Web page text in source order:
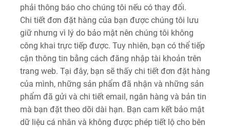
phải thông báo cho chúng tôi nếu có thay đổi.
Chi tiết đơn đặt hàng của bạn được chúng tôi lưu
giữ nhưng vì lý do bảo mật nên chúng tôi không
công khai trực tiếp được. Tuy nhiên, bạn có thể tiếp
cận thông tin bằng cách đăng nhập tài khoản trên
trang web. Tại đây, bạn sẽ thấy chi tiết đơn đặt hàng
của mình, những sản phẩm đã nhận và những sản
phẩm đã gửi và chi tiết email, ngân hàng và bản tin
mà bạn đặt theo dõi dài hạn. Bạn cam kết bảo mật
dữ liệu cá nhân và không được phép tiết lộ cho bên